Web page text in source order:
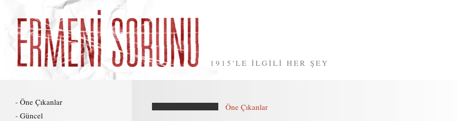
1915'LE İLGİLİ HER ŞEY
Öne Çıkanlar
Güncel
Öne Çıkanlar